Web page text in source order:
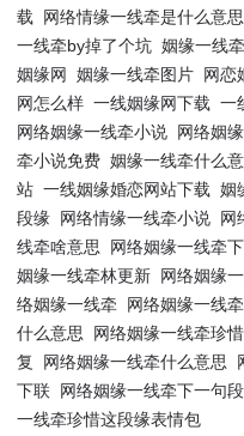
载 网络情缘一线牵是什么意思
一线牵by掉了个坑 姻缘一线
姻缘网
姻缘一线牵图片 网恋
网怎么样 一线姻缘网下载 一
网络姻缘一线牵小说 网络姻
牵小说免费 姻缘一线牵什么
站 一线姻缘婚恋网站下载 姻
段缘 网络情缘一线牵小说 网
线牵啥意思
网络姻缘一线牵
姻缘一线牵林更新 网络姻缘
络姻缘一线牵 网络姻缘一线
什么意思
网络姻缘一线牵珍
复
网络姻缘一线牵什么意思
下联
网络姻缘一线牵下一句
一线牵珍惜这段缘表情包